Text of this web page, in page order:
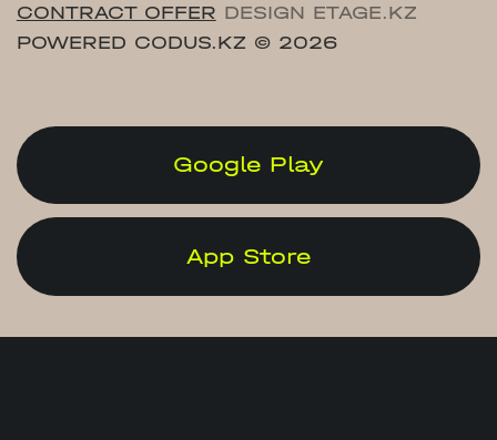
CONTRACT OFFER DESIGN ETAGE.KZ
POWERED CODUS.KZ © 2026
Google Play
App Store